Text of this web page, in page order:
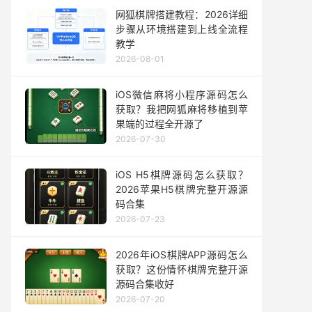
网狐棋牌搭建教程：2026详细
步骤从环境搭建到上线全流程
教学
2026-08-01
iOS微信麻将小程序源码怎么
获取？我把网狐麻将移植到苹
果端的过程全开源了
2026-07-30
iOS H5棋牌源码怎么获取？
2026苹果H5棋牌完整开源源
码合集
2026-07-23
2026年iOS棋牌APP源码怎么
获取？这份情怀棋牌完整开源
源码合集收好
2026-07-20